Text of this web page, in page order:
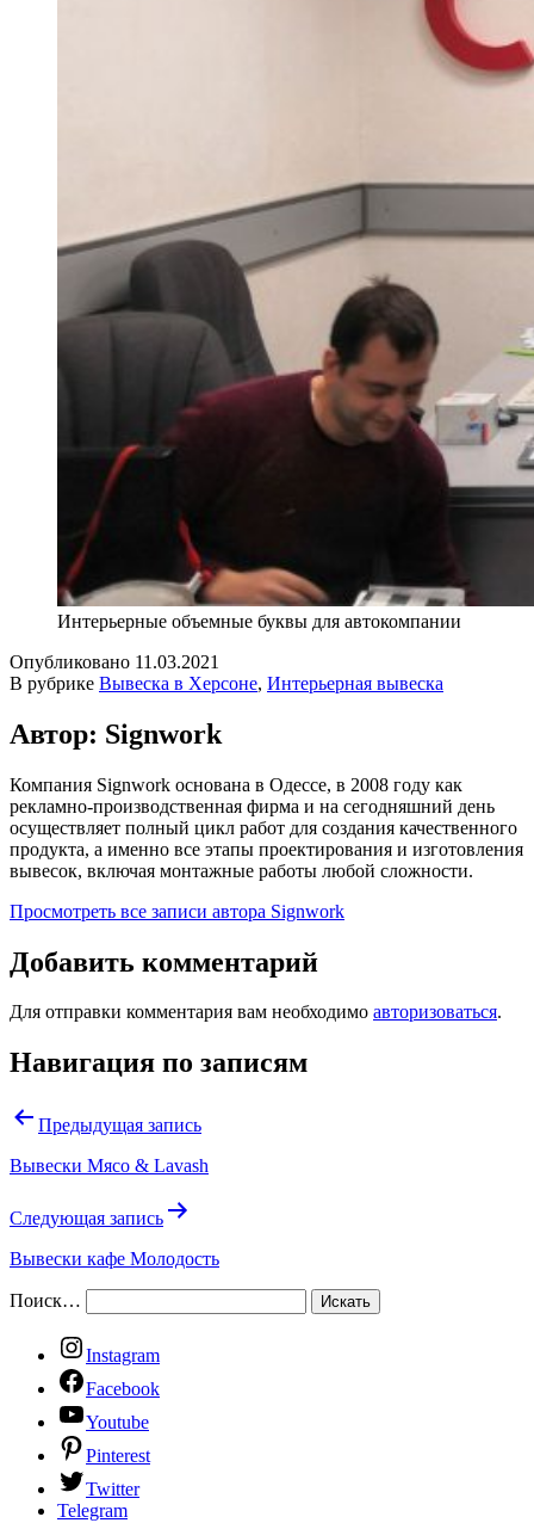
Интерьерные объемные буквы для автокомпании
Опубликовано 11.03.2021
В рубрике Вывеска в Херсоне, Интерьерная вывеска
Автор: Signwork
Компания Signwork основана в Одессе, в 2008 году как
рекламно-производственная фирма и на сегодняшний день
осуществляет полный цикл работ для создания качественного
продукта, а именно все этапы проектирования и изготовления
вывесок, включая монтажные работы любой сложности.
Просмотреть все записи автора Signwork
Добавить комментарий
Для отправки комментария вам необходимо авторизоваться.
Навигация по записям
Предыдущая запись
Вывески Мясо & Lavash
Следующая запись
Вывески кафе Молодость
Поиск…
Instagram
Facebook
Youtube
Pinterest
Twitter
Telegram